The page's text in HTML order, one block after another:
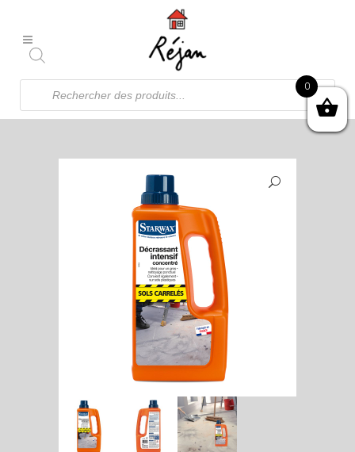
Recherche
produits
0